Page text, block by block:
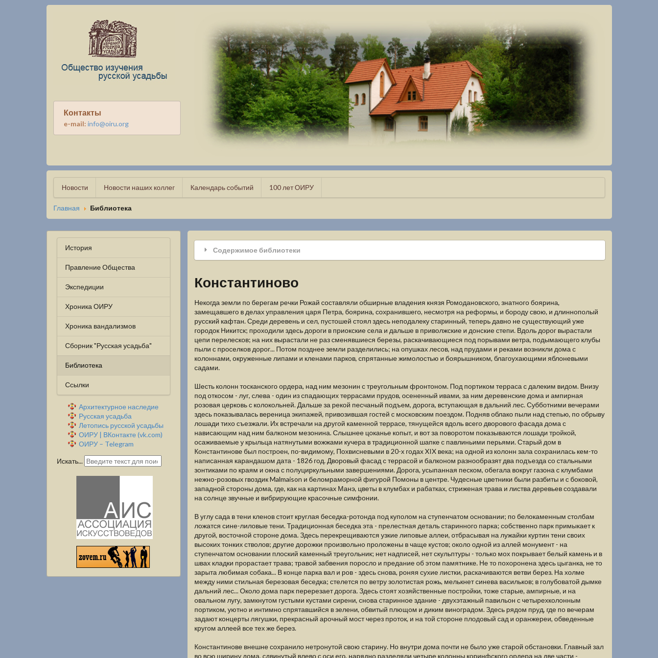
Контакты
e-mail: info@oiru.org
Новости Новости наших коллег Календарь событий 100 лет ОИРУ
Главная Библиотека
История
Правление Общества
Экспедиции
Хроника ОИРУ
Хроника вандализмов
Сборник "Русская усадьба"
Библиотека
Ссылки
Архитектурное наследие
Русская усадьба
Летопись русской усадьбы
ОИРУ | ВКонтакте (vk.com)
ОИРУ – Telegram
Искать...
Содержимое библиотеки
Константиново
Некогда земли по берегам речки Рожай составляли обширные владения князя Ромодановского, знатного боярина,
замещавшего в делах управления царя Петра, боярина, сохранившего, несмотря на реформы, и бороду свою, и длиннополый
русский кафтан. Среди деревень и сел, пустошей стоял здесь неподалеку старинный, теперь давно не существующий уже
городок Никитск; проходили здесь дороги в приокские села и дальше в приволжские и донские степи. Вдоль дорог вырастали
цепи перелесков; на них вырастали не раз сменявшиеся березы, раскачивающиеся под порывами ветра, подымающего клубы
пыли с проселков дорог... Потом позднее земли разделились; на опушках лесов, над прудами и реками возникли дома с
колоннами, окруженные липами и кленами парков, спрятанные жимолостью и боярышником, благоухающими яблоневыми
садами.
Шесть колонн тосканского ордера, над ним мезонин с треугольным фронтоном. Под портиком терраса с далеким видом. Внизу
под откосом - луг, слева - один из спадающих террасами прудов, осененный ивами, за ним деревенские дома и ампирная
розовая церковь с колокольней. Дальше за рекой песчаный подъем, дорога, вступающая в дальний лес. Субботними вечерами
здесь показывалась вереница экипажей, привозившая гостей с московским поездом. Подняв облако пыли над степью, по обрыву
лошади тихо съезжали. Их встречали на другой каменной террасе, тянущейся вдоль всего дворового фасада дома с
нависающим над ним балконом мезонина. Слышнее цоканье копыт, и вот за поворотом показываются лошади тройкой,
осаживаемые у крыльца натянутыми вожжами кучера в традиционной шапке с павлиньими перьями. Старый дом в
Константинове был построен, по-видимому, Похвисневыми в 20-х годах XIX века; на одной из колонн зала сохранилась кем-то
написанная карандашом дата - 1826 год. Дворовый фасад с террасой и балконом разнообразят два подъезда со стальными
зонтиками по краям и окна с полуциркульными завершениями. Дорога, усыпанная песком, обегала вокруг газона с клумбами
нежно-розовых гвоздик Malmaison и беломраморной фигурой Помоны в центре. Чудесные цветники были разбиты и с боковой,
западной стороны дома, где, как на картинах Манэ, цветы в клумбах и рабатках, стриженая трава и листва деревьев создавали
на солнце звучные и вибрирующие красочные симфонии.
В углу сада в тени кленов стоит круглая беседка-ротонда под куполом на ступенчатом основании; по белокаменным столбам
ложатся сине-лиловые тени. Традиционная беседка эта - прелестная деталь старинного парка; собственно парк примыкает к
другой, восточной стороне дома. Здесь перекрещиваются узкие липовые аллеи, отбрасывая на лужайки куртин тени своих
высоких тонких стволов; другие дорожки произвольно проложены в чаще кустов; около одной из аллей монумент - на
ступенчатом основании плоский каменный треугольник; нет надписей, нет скульптуры - только мох покрывает белый камень и в
швах кладки прорастает трава; травой забвения поросло и предание об этом памятнике. Не то похоронена здесь цыганка, не то
зарыта любимая собака... В конце парка вал и ров - здесь снова, роняя сухие листки, раскачиваются ветви берез. На холме
между ними стильная березовая беседка; стелется по ветру золотистая рожь, мелькнет синева васильков; в голубоватой дымке
дальний лес... Около дома парк перерезает дорога. Здесь стоят хозяйственные постройки, тоже старые, ампирные, и на
овальном лугу, замкнутом густыми кустами сирени, снова старинное здание - двухэтажный павильон с четырехколонным
портиком, уютно и интимно спрятавшийся в зелени, обвитый плющом и диким виноградом. Здесь рядом пруд, где по вечерам
задают концерты лягушки, прекрасный арочный мост через проток, и на той стороне плодовый сад и оранжереи, обведенные
кругом аллеей все тех же берез.
Константинове внешне сохранило нетронутой свою старину. Но внутри дома почти не было уже старой обстановки. Главный зал
во всю ширину дома, сдвинутый влево с оси его, нарядно разделяли четыре колонны коринфского ордера на две части -